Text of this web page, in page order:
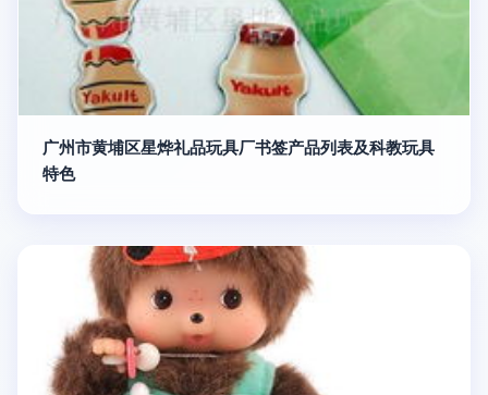
广州市黄埔区星烨礼品玩具厂书签产品列表及科教玩具
特色